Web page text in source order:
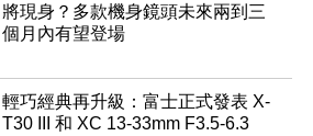
將現身？多款機身鏡頭未來兩到三
個月內有望登場
輕巧經典再升級：富士正式發表 X-
T30 III 和 XC 13-33mm F3.5-6.3